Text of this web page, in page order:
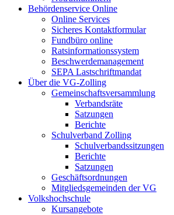
Behördenservice Online
Online Services
Sicheres Kontaktformular
Fundbüro online
Ratsinformationssystem
Beschwerdemanagement
SEPA Lastschriftmandat
Über die VG-Zolling
Gemeinschaftsversammlung
Verbandsräte
Satzungen
Berichte
Schulverband Zolling
Schulverbandssitzungen
Berichte
Satzungen
Geschäftsordnungen
Mitgliedsgemeinden der VG
Volkshochschule
Kursangebote